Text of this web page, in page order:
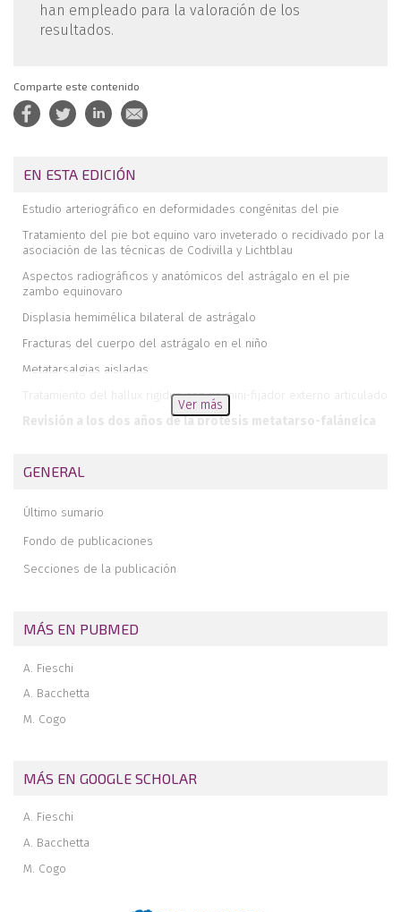
han empleado para la valoración de los
resultados.
Comparte este contenido
EN ESTA EDICIÓN
Estudio arteriográfico en deformidades congénitas del pie
Tratamiento del pie bot equino varo inveterado o recidivado por la
asociación de las técnicas de Codivilla y Lichtblau
Aspectos radiográficos y anatómicos del astrágalo en el pie
zambo equinovaro
Displasia hemimélica bilateral de astrágalo
Fracturas del cuerpo del astrágalo en el niño
Metatarsalgias aisladas
Tratamiento del hallux rigidus con un mini-fijador externo articulado
Revisión a los dos años de la prótesis metatarso-falángica
extremidades distales del I y II metatarsianos y determinación de
la fórmula metatarsiana
Fracturas de tobillo tratadas mediante osteosíntesis. Valoración a
Ver más
GENERAL
Último sumario
Fondo de publicaciones
Secciones de la publicación
MÁS EN PUBMED
A. Fieschi
A. Bacchetta
M. Cogo
MÁS EN GOOGLE SCHOLAR
A. Fieschi
A. Bacchetta
M. Cogo